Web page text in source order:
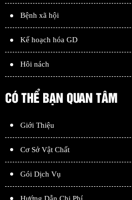
Bệnh xã hội
Kế hoạch hóa GD
Hôi nách
CÓ THỂ BẠN QUAN TÂM
Giới Thiệu
Cơ Sở Vật Chất
Gói Dịch Vụ
Hướng Dẫn Chi Phí